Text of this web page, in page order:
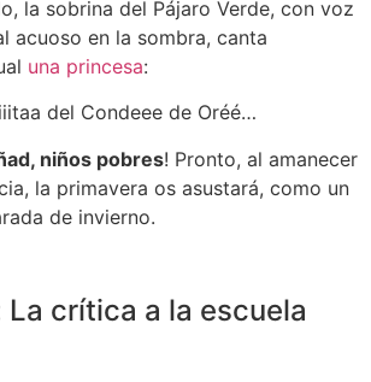
la sobrina del Pájaro Verde, con voz
acuoso en la sombra, canta
una princesa:
del Condeee de Oréé…
niños pobres! Pronto, al amanecer
la primavera os asustará, como un
de invierno.
La crítica a la escuela